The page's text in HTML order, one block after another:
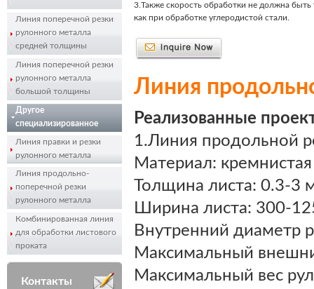
Линия поперечной резки
рулонного металла
средней толщины
Линия поперечной резки
рулонного металла
большой толщины
Другое
специализированное
Линия правки и резки
рулонного металла
Линия продольно-
поперечной резки
рулонного металла
Комбинированная линия
для обработки листового
проката
Контакты
3.Также скорость обработки не должна
как при обработке углеродистой стали.
Линия
Реализованные
1.Линия продольной
Материал: кремнистая
Толщина листа: 0.3-3
Ширина листа: 300-
Внутренний диаметр
Максимальный
Максимальный вес